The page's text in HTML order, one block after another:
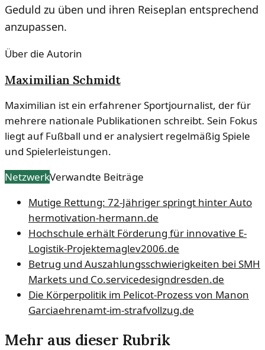
Geduld zu üben und ihren Reiseplan entsprechend
anzupassen.
Über die Autorin
Maximilian Schmidt
Maximilian ist ein erfahrener Sportjournalist, der für
mehrere nationale Publikationen schreibt. Sein Fokus
liegt auf Fußball und er analysiert regelmäßig Spiele
und Spielerleistungen.
NetzwerkVerwandte Beiträge
Mutige Rettung: 72-Jähriger springt hinter Auto
hermotivation-hermann.de
Hochschule erhält Förderung für innovative E-
Logistik-Projektemaglev2006.de
Betrug und Auszahlungsschwierigkeiten bei SMH
Markets und Co.servicedesigndresden.de
Die Körperpolitik im Pelicot-Prozess von Manon
Garciaehrenamt-im-strafvollzug.de
Mehr aus dieser Rubrik